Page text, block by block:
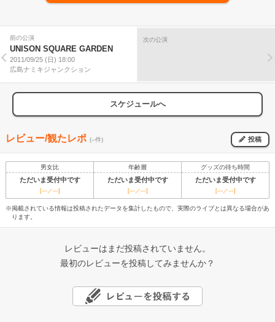
前の公演
UNISON SQUARE GARDEN
2011/09/25 (日) 18:00
広島ナミキジャンクション
次の公演
スケジュールへ
レビュー/観たレポ (--件) 投稿
男女比 年齢層 グッズの待ち時間
ただいま受付中です ただいま受付中です ただいま受付中です
[---／---] [---／---] [---／---]
※掲載されている情報は投稿されたデータを集計したもので、実際のライブとは異なる場合があ
ります。
レビューはまだ投稿されていません。
最初のレビューを投稿してみませんか？